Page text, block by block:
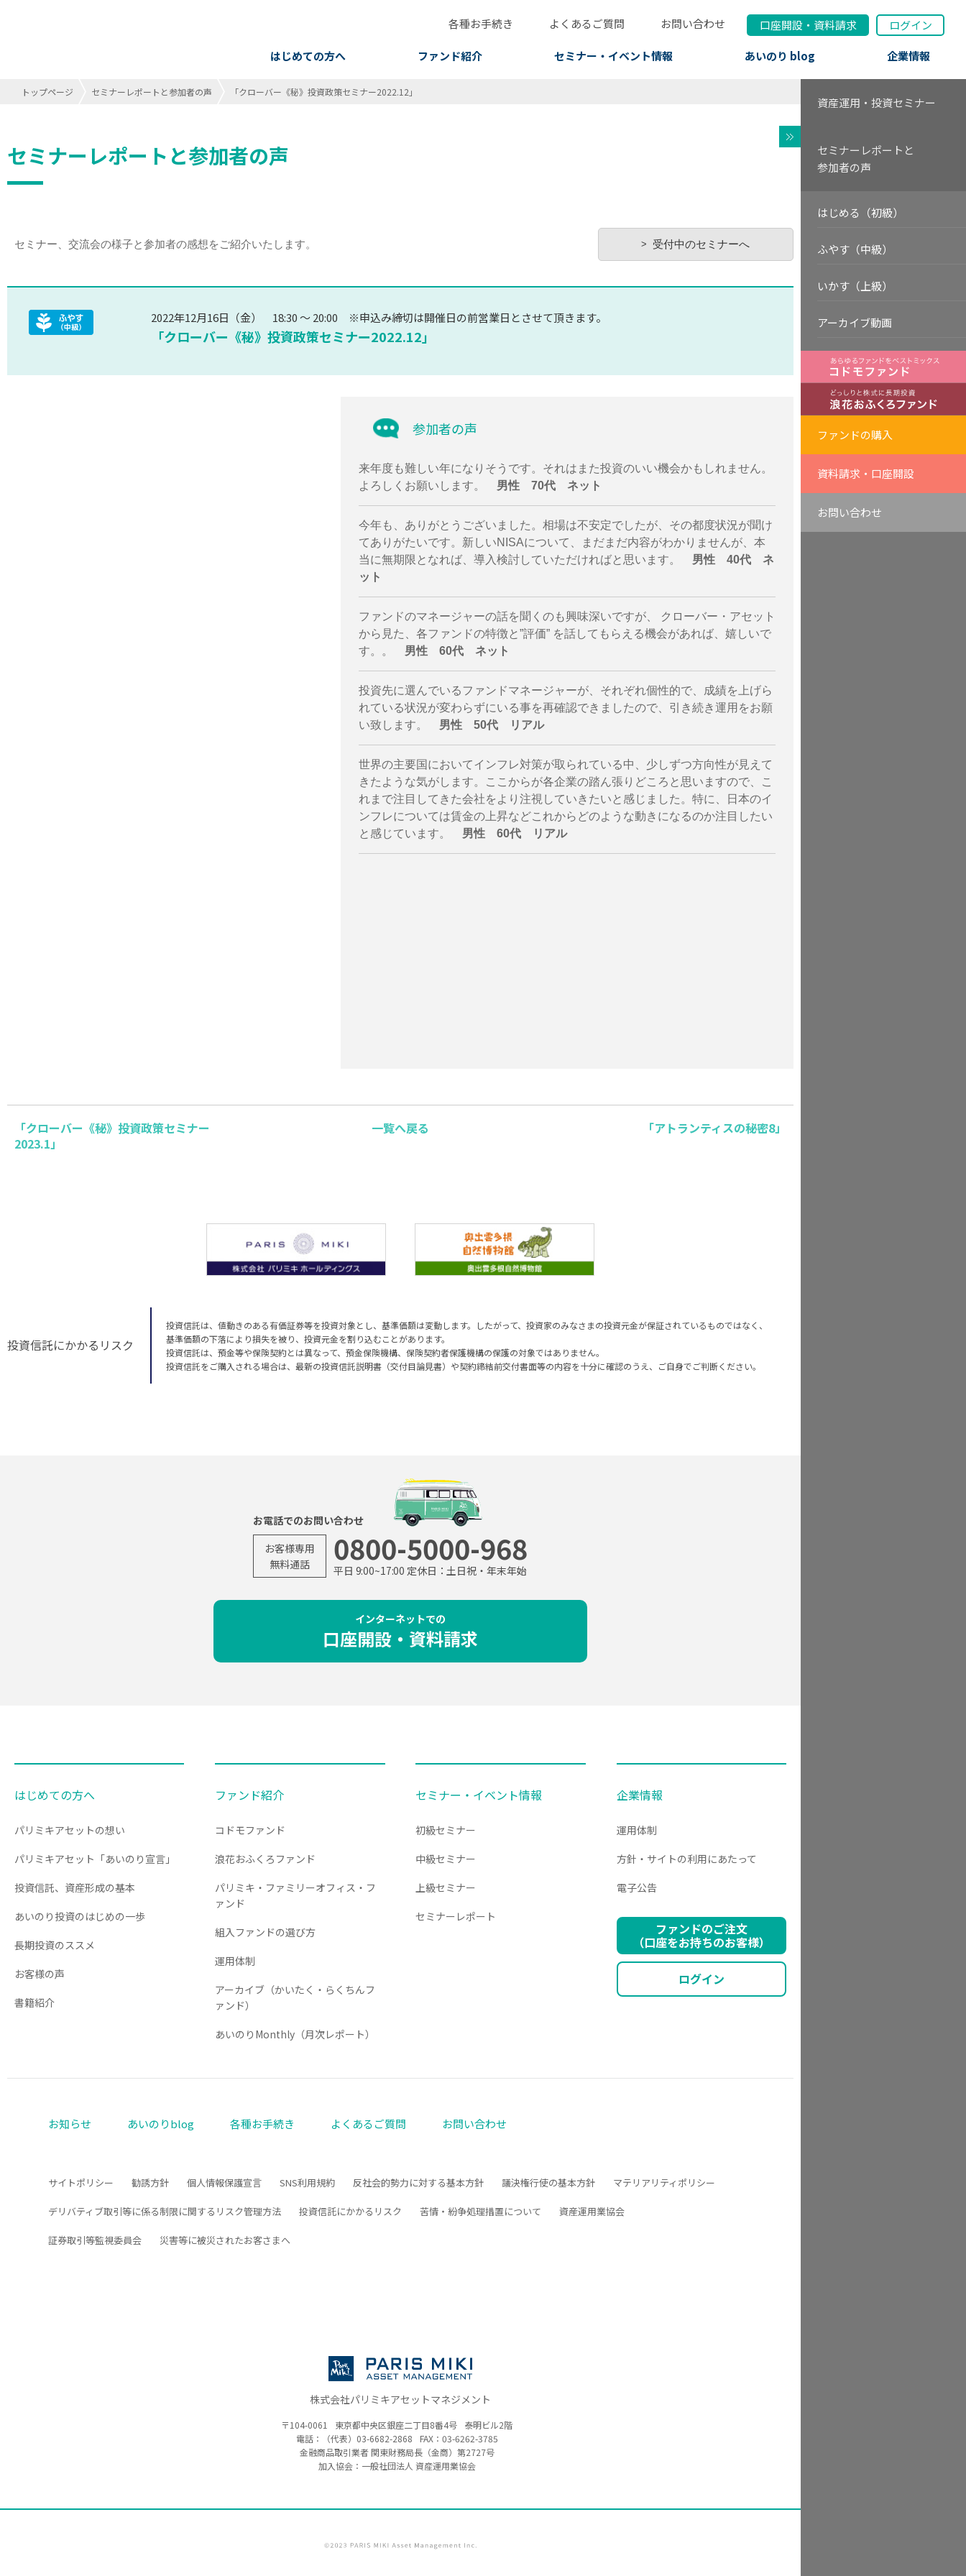
はじめての方へ ファンド紹介 セミナー・イベント情報 あいのり blog 企業情報
各種お手続き よくあるご質問 お問い合わせ 口座開設 ・ 資料請求 ログイン
トップページ セミナーレポートと参加者の声 「クローバー《秘》投資政策セミナー2022.12」
セミナーレポートと参加者の声
セミナー、交流会の様子と参加者の感想をご紹介いたします。 受付中のセミナーへ
2022年12月16日（金） 18:30 ～ 20:00 ※申込み締切は開催日の前営業日とさせて頂きます。
「クローバー《秘》投資政策セミナー2022.12」
参加者の声
来年度も難しい年になりそうです。それはまた投資のいい機会かもしれません。
よろしくお願いします。 男性 70代 ネット
今年も、ありがとうございました。相場は不安定でしたが、その都度状況が聞け
てありがたいです。新しいNISAについて、まだまだ内容がわかりませんが、本
当に無期限となれば、導入検討していただければと思います。 男性 40代 ネ
ット
ファンドのマネージャーの話を聞くのも興味深いですが、 クローバー・アセット
から見た、各ファンドの特徴と”評価” を話してもらえる機会があれば、嬉しいで
す。。 男性 60代 ネット
投資先に選んでいるファンドマネージャーが、それぞれ個性的で、成績を上げら
れている状況が変わらずにいる事を再確認できましたので、引き続き運用をお願
い致します。 男性 50代 リアル
世界の主要国においてインフレ対策が取られている中、少しずつ方向性が見えて
きたような気がします。ここからが各企業の踏ん張りどころと思いますので、こ
れまで注目してきた会社をより注視していきたいと感じました。特に、日本のイ
ンフレについては賃金の上昇などこれからどのような動きになるのか注目したい
と感じています。 男性 60代 リアル
「クローバー《秘》投資政策セミナー
2023.1」
「アトランティスの秘密8」
一覧へ戻る
資産運用・投資セミナー
セミナーレポートと
参加者の声
はじめる（初級）
ふやす（中級）
いかす（上級）
アーカイブ動画
ファンドの購入
資料請求・口座開設
お問い合わせ
投資信託にかかるリスク
投資信託は、値動きのある有価証券等を投資対象とし、基準価額は変動します。したがって、投資家のみなさまの投資元金が保証されているものではなく、
基準価額の下落により損失を被り、投資元金を割り込むことがあります。
投資信託は、預金等や保険契約とは異なって、預金保険機構、保険契約者保護機構の保護の対象ではありません。
投資信託をご購入される場合は、最新の投資信託説明書（交付目論見書）や契約締結前交付書面等の内容を十分に確認のうえ、ご自身でご判断ください。
お電話でのお問い合わせ
お客様専用
無料通話
0800-5000-968
平日 9:00~17:00 定休日：土日祝・年末年始
インターネットでの
口座開設・資料請求
はじめての方へ
パリミキアセットの想い
パリミキアセット「あいのり宣言」
投資信託、資産形成の基本
あいのり投資のはじめの一歩
長期投資のススメ
お客様の声
書籍紹介
ファンド紹介
コドモファンド
浪花おふくろファンド
パリミキ・ファミリーオフィス・フ
ァンド
組入ファンドの選び方
運用体制
アーカイブ（かいたく・らくちんフ
ァンド）
あいのりMonthly（月次レポート）
セミナー・イベント情報
初級セミナー
中級セミナー
上級セミナー
セミナーレポート
企業情報
運用体制
方針・サイトの利用にあたって
電子公告
ファンドのご注文
（口座をお持ちのお客様）
ログイン
お知らせ あいのりblog 各種お手続き よくあるご質問 お問い合わせ
サイトポリシー 勧誘方針 個人情報保護宣言 SNS利用規約 反社会的勢力に対する基本方針 議決権行使の基本方針 マテリアリティポリシー
デリバティブ取引等に係る制限に関するリスク管理方法 投資信託にかかるリスク 苦情・紛争処理措置について 資産運用業協会
証券取引等監視委員会 災害等に被災されたお客さまへ
株式会社パリミキアセットマネジメント
〒104-0061 東京都中央区銀座二丁目8番4号
泰明ビル2階
電話：（代表） 03-6682-2868
FAX：03-6262-3785
金融商品取引業者 関東財務局長（金商） 第2727号
加入協会：一般社団法人 資産運用業協会